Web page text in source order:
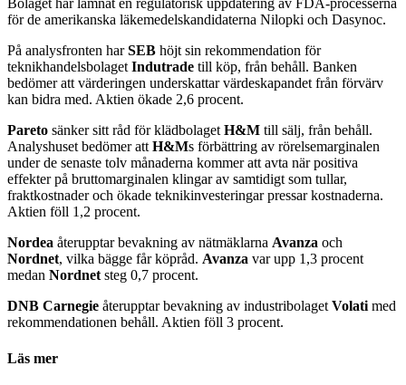
Bolaget har lämnat en regulatorisk uppdatering av FDA-processerna
för de amerikanska läkemedelskandidaterna Nilopki och Dasynoc.
På analysfronten harSEB höjt sin rekommendation för
teknikhandelsbolagetIndutrade till köp, från behåll. Banken
bedömer att värderingen underskattar värdeskapandet från förvärv
kan bidra med. Aktien ökade 2,6 procent.
Pareto sänker sitt råd för klädbolagetH&M till sälj, från behåll.
Analyshuset bedömer attH&Ms förbättring av rörelsemarginalen
under de senaste tolv månaderna kommer att avta när positiva
effekter på bruttomarginalen klingar av samtidigt som tullar,
fraktkostnader och ökade teknikinvesteringar pressar kostnaderna.
Aktien föll 1,2 procent.
Nordea återupptar bevakning av nätmäklarna Avanza och
Nordnet, vilka bägge får köpråd. Avanza var upp 1,3 procent
medan Nordnetsteg 0,7 procent.
DNB Carnegie återupptar bevakning av industribolagetVolatimed
rekommendationen behåll. Aktien föll 3 procent.
Läs mer